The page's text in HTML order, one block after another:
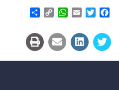
Facebook
Twitter
Email
WhatsApp
Copy